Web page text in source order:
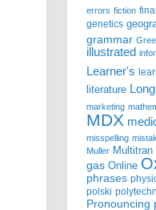
errors fiction
genetics
grammar
illustrated
Learner's
literature
marketing
MDX
misspelling
Muller Multitran
gas Online
phrases
polski
Pronouncing